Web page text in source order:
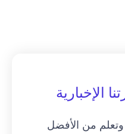
الإخبارية
من الأفضل